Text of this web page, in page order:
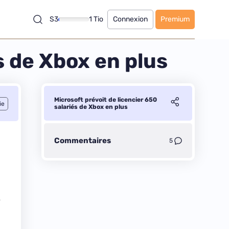
S3 1 Tio Connexion Premium
Xbox en plus
Microsoft prévoit de licencier 650
salariés de Xbox en plus
Commentaires 5